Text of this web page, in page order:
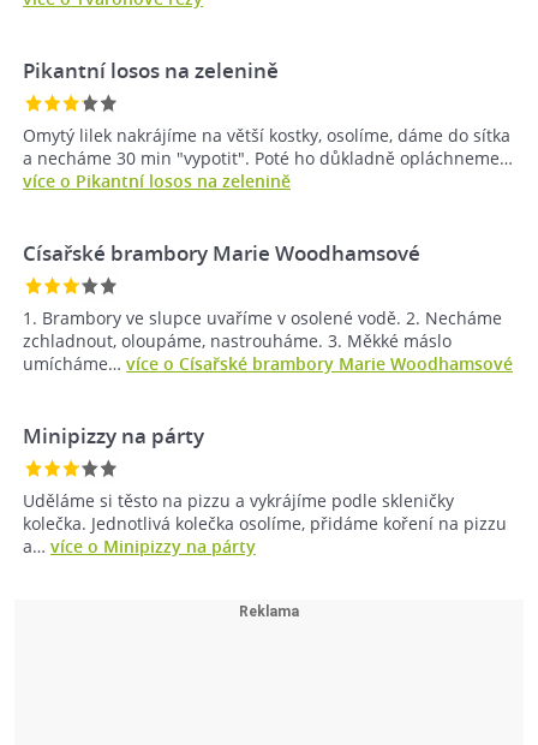
Pikantní losos na zelenině
Omytý lilek nakrájíme na větší kostky, osolíme, dáme do sítka
a necháme 30 min "vypotit". Poté ho důkladně opláchneme…
více o Pikantní losos na zelenině
Císařské brambory Marie Woodhamsové
1. Brambory ve slupce uvaříme v osolené vodě. 2. Necháme
zchladnout, oloupáme, nastrouháme. 3. Měkké máslo
umícháme… více o Císařské brambory Marie Woodhamsové
Minipizzy na párty
Uděláme si těsto na pizzu a vykrájíme podle skleničky
kolečka. Jednotlivá kolečka osolíme, přidáme koření na pizzu
a… více o Minipizzy na párty